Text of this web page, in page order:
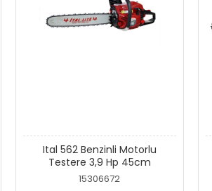
Ital 562 Benzinli Motorlu
Testere 3,9 Hp 45cm
15306672